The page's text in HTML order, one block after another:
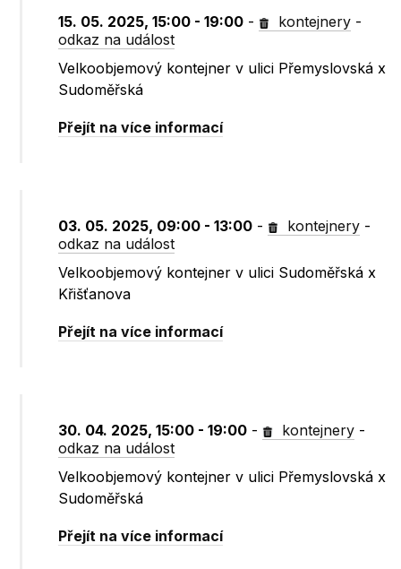
15. 05. 2025, 15:00 - 19:00 - kontejnery -
odkaz na událost
Velkoobjemový kontejner v ulici Přemyslovská x
Sudoměřská
Přejít na více informací
03. 05. 2025, 09:00 - 13:00 - kontejnery -
odkaz na událost
Velkoobjemový kontejner v ulici Sudoměřská x
Křišťanova
Přejít na více informací
30. 04. 2025, 15:00 - 19:00 - kontejnery -
odkaz na událost
Velkoobjemový kontejner v ulici Přemyslovská x
Sudoměřská
Přejít na více informací